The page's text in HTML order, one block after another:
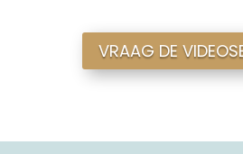
VRAAG DE